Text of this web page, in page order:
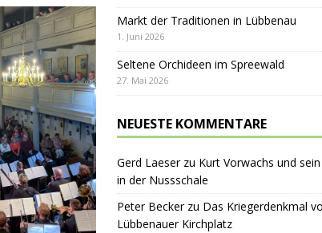
Markt der Traditionen in Lübbenau
1. Juni 2026
Seltene Orchideen im Spreewald
27. Mai 2026
NEUESTE KOMMENTARE
Gerd Laeserzu Kurt Vorwachs und
in der Nussschale
Peter Beckerzu Das Kriegerdenkmal
Lübbenauer Kirchplatz